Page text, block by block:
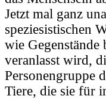
Jetzt mal ganz
speziesistischen
wie
veranlasst wird,
Personengruppe
Tiere, die sie für